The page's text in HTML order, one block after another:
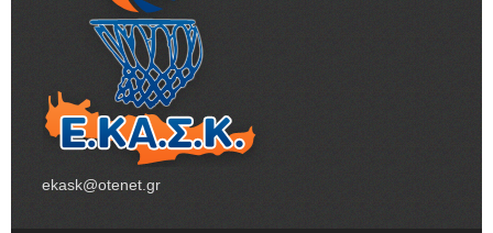
ekask@otenet.gr